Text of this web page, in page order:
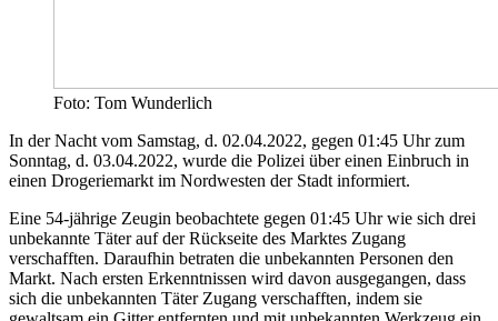
Foto: Tom Wunderlich
In der Nacht vom Samstag, d. 02.04.2022, gegen 01:45 Uhr zum
Sonntag, d. 03.04.2022, wurde die Polizei über einen Einbruch in
einen Drogeriemarkt im Nordwesten der Stadt informiert.
Eine 54-jährige Zeugin beobachtete gegen 01:45 Uhr wie sich drei
unbekannte Täter auf der Rückseite des Marktes Zugang
verschafften. Daraufhin betraten die unbekannten Personen den
Markt. Nach ersten Erkenntnissen wird davon ausgegangen, dass
sich die unbekannten Täter Zugang verschafften, indem sie